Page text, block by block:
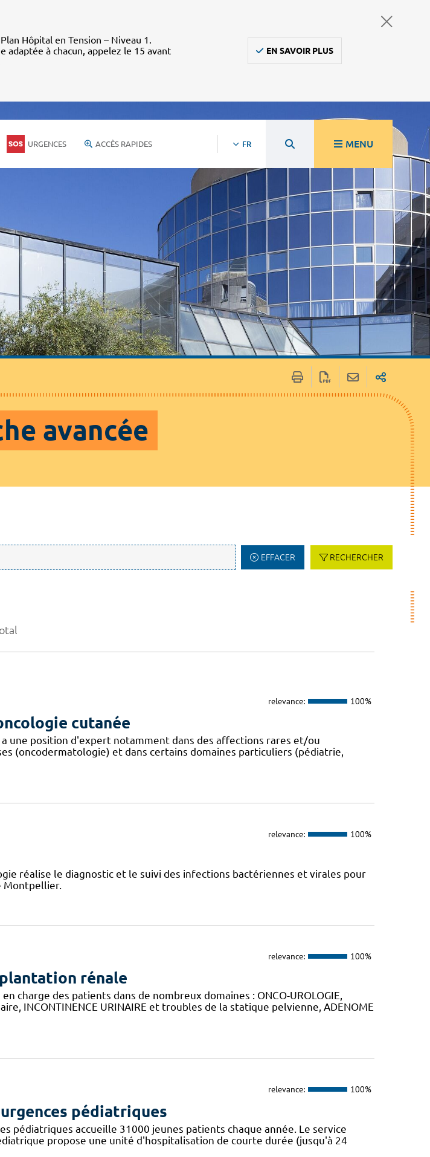
Hôpital en Tension – Niveau 1.
adaptée à chacun, appelez le 15 avant
EN SAVOIR PLUS
URGENCES ACCÈS RAPIDES FR MENU
avancée
EFFACER RECHERCHER
relevance: 100%
cutanée
une position d'expert notamment dans des affections rares et/ou
(oncodermatologie) et dans certains domaines particuliers (pédiatrie,
relevance: 100%
réalise le diagnostic et le suivi des infections bactériennes et virales pour
Montpellier.
relevance: 100%
rénale
charge des patients dans de nombreux domaines : ONCO-UROLOGIE,
INCONTINENCE URINAIRE et troubles de la statique pelvienne, ADENOME
relevance: 100%
pédiatriques
pédiatriques accueille 31000 jeunes patients chaque année. Le service
propose une unité d'hospitalisation de courte durée (jusqu'à 24